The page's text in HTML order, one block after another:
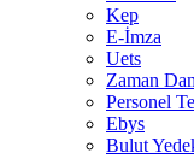
Kep
E-İmza
Uets
Zaman
Personel
Ebys
Bulut